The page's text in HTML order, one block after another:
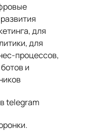
для
для
процессов,
и
telegram